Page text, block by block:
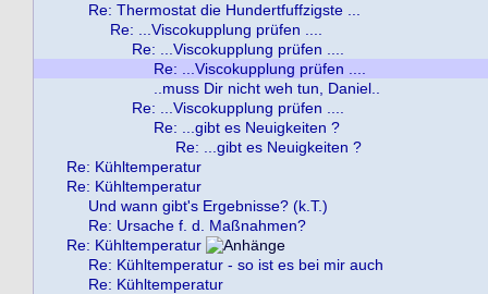
Re: Thermostat die Hundertfuffzigste ...
Re: ...Viscokupplung prüfen ....
Re: ...Viscokupplung prüfen ....
Re: ...Viscokupplung prüfen ....
..muss Dir nicht weh tun, Daniel..
Re: ...Viscokupplung prüfen ....
Re: ...gibt es Neuigkeiten ?
Re: ...gibt es Neuigkeiten ?
Re: Kühltemperatur
Re: Kühltemperatur
Und wann gibt's Ergebnisse? (k.T.)
Re: Ursache f. d. Maßnahmen?
Re: Kühltemperatur
Re: Kühltemperatur - so ist es bei mir auch
Re: Kühltemperatur